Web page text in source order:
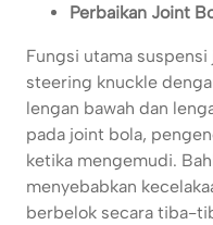
Perbaikan Joint
Fungsi utama
steering knuckle
lengan bawah dan
pada joint bola,
ketika mengemudi.
menyebabkan
berbelok secara tiba-